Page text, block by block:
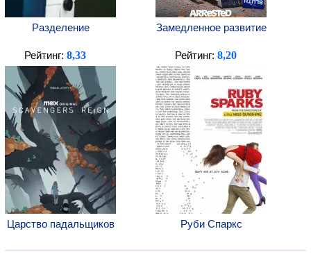
Разделение Замедленное развитие
Рейтинг: 8,33
Царство падальщиков
Рейтинг: 8,20
Руби Спаркс